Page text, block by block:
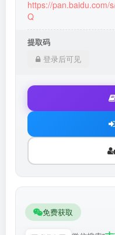
https://pan.baidu.com/
Q
提取码
登录后可见
免费获取